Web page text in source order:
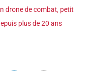
drone de combat, petit
plus de 20 ans